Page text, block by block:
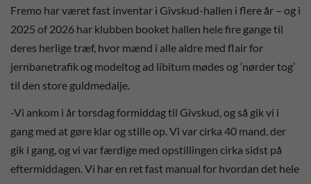
Fremo har været fast inventar i Givskud-hallen i flere år – og i
2025 of 2026 har klubben booket hallen hele fire gange til
deres herlige træf, hvor mænd i alle aldre med flair for
jernbanetrafik og modeltog ad libitum mødes og ’nørder tog’
til den store guldmedalje.
-Vi ankom i år torsdag formiddag til Givskud, og så gik vi i
gang med at gøre klar og stille op. Vi var cirka 40 mand, der
gik i gang, og vi var færdige med opstillingen cirka sidst på
eftermiddagen. Vi har en ret fast manual for hvordan det hele